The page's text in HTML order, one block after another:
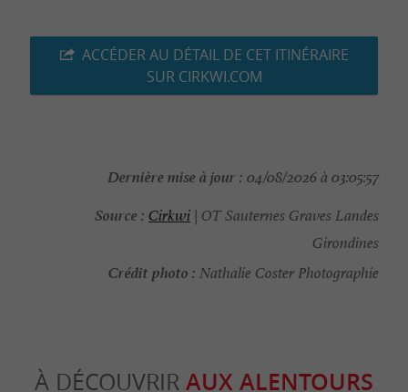
ACCÉDER AU DÉTAIL DE CET ITINÉRAIRE
SUR CIRKWI.COM
Dernière mise à jour : 04/08/2026 à 03:05:57
Source : Cirkwi | OT Sauternes Graves Landes
Girondines
Crédit photo : Nathalie Coster Photographie
À DÉCOUVRIR AUX ALENTOURS